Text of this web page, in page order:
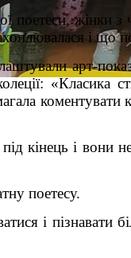
поетеси,
і що
арт-
коментувати
кінець і
поетесу.
і